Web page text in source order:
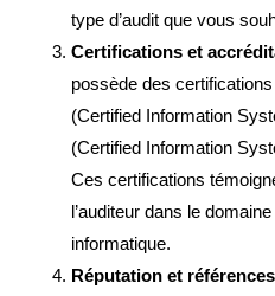
type d’audit que vous
Certifications et
possède des
(Certified Information
(Certified Information
Ces certifications
l’auditeur dans le
informatique.
Réputation et